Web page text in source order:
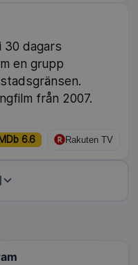
30 dagars
en grupp
från 2007.
IMDb 6.6 Rakuten TV